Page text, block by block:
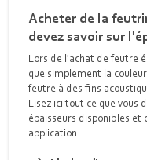
Acheter de la
devez savoir sur
Lors de l'achat de feutre
que simplement la
feutre à des fins
Lisez ici tout ce que vous
épaisseurs disponibles et
application.